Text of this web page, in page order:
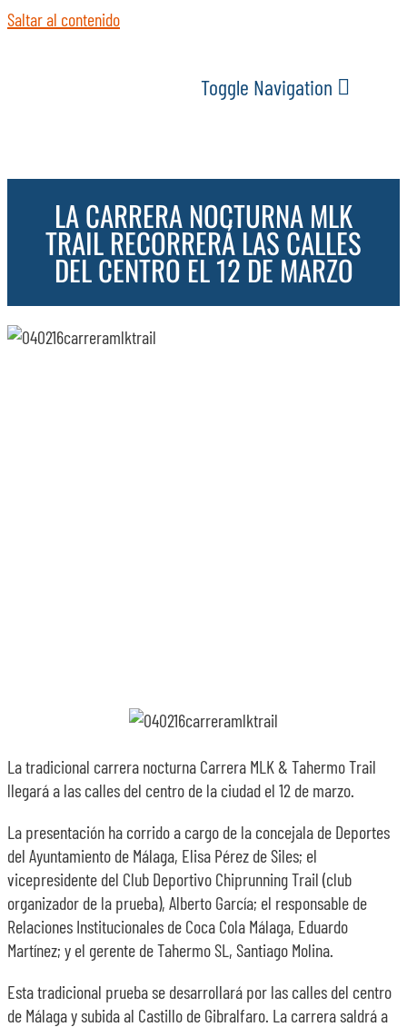
Saltar al contenido
Toggle Navigation
ACTUALIDAD
SERVICIOS
LA CARRERA NOCTURNA MLK
TRAIL RECORRERÁ LAS CALLES
DEL CENTRO EL 12 DE MARZO
La tradicional carrera nocturna Carrera MLK & Tahermo Trail
llegará a las calles del centro de la ciudad el 12 de marzo.
La presentación ha corrido a cargo de la concejala de Deportes
del Ayuntamiento de Málaga, Elisa Pérez de Siles; el
vicepresidente del Club Deportivo Chiprunning Trail (club
organizador de la prueba), Alberto García; el responsable de
Relaciones Institucionales de Coca Cola Málaga, Eduardo
Martínez; y el gerente de Tahermo SL, Santiago Molina.
Esta tradicional prueba se desarrollará por las calles del centro
de Málaga y subida al Castillo de Gibralfaro. La carrera saldrá a